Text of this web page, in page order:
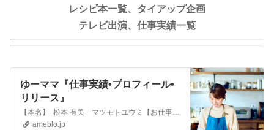
レシピ本一覧、タイアップ企画
テレビ出演、仕事実績一覧
ゆーママ『仕事実績•プロフィール•
リリース』
【本名】 松本 有美 マツモトユウミ【お仕事のご依頼はこちら】 yuumama.cafe@gmail.com【プロフィール】 ◉料理研究家 ◉キッ…
ameblo.jp